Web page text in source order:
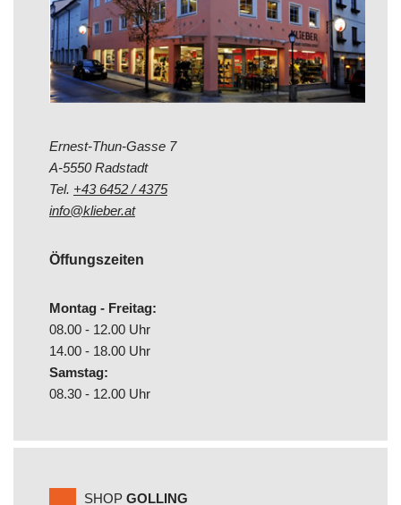
Ernest-Thun-Gasse 7
A-5550 Radstadt
Tel. +43 6452 / 4375
info@klieber.at
Öffungszeiten
Montag - Freitag:
08.00 - 12.00 Uhr
14.00 - 18.00 Uhr
Samstag:
08.30 - 12.00 Uhr
SHOP GOLLING